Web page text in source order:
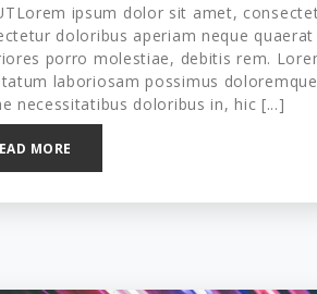
ipsum dolor sit amet,
doloribus aperiam neque
porro molestiae, debitis rem.
laboriosam possimus
necessitatibus doloribus in, hic [...]
MORE